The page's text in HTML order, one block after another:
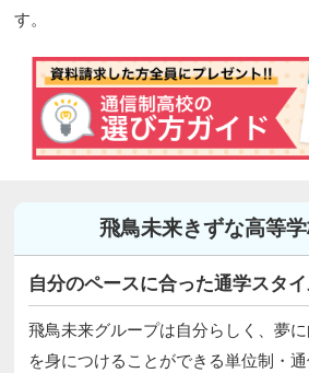
す。
飛鳥未来きずな高等
自分のペースに合った通学スタイ
飛鳥未来グループは自分らしく、夢
を身につけることができる単位制・